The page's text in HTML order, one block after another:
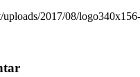
uploads/2017/08/